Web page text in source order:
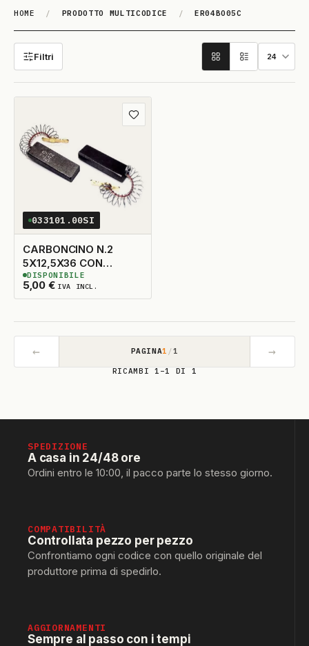
HOME / PRODOTTO MULTICODICE / ER04BO05C
ER04BO05C
Filtri
Aggiungi ai preferiti
033101.00SI
CARBONCINO N.2
5X12,5X36 CON
MOLLA
5,00 € IVA INCL.
7DISPONIBILI
DISPONIBILE
← PAGINA1 /1 →
RICAMBI 1–1 DI 1
SPEDIZIONE
A casa in 24/48 ore
Ordini entro le 10:00, il pacco parte lo stesso giorno.
COMPATIBILITÀ
Controllata pezzo per pezzo
Confrontiamo ogni codice con quello originale del
produttore prima di spedirlo.
AGGIORNAMENTI
Sempre al passo con i tempi